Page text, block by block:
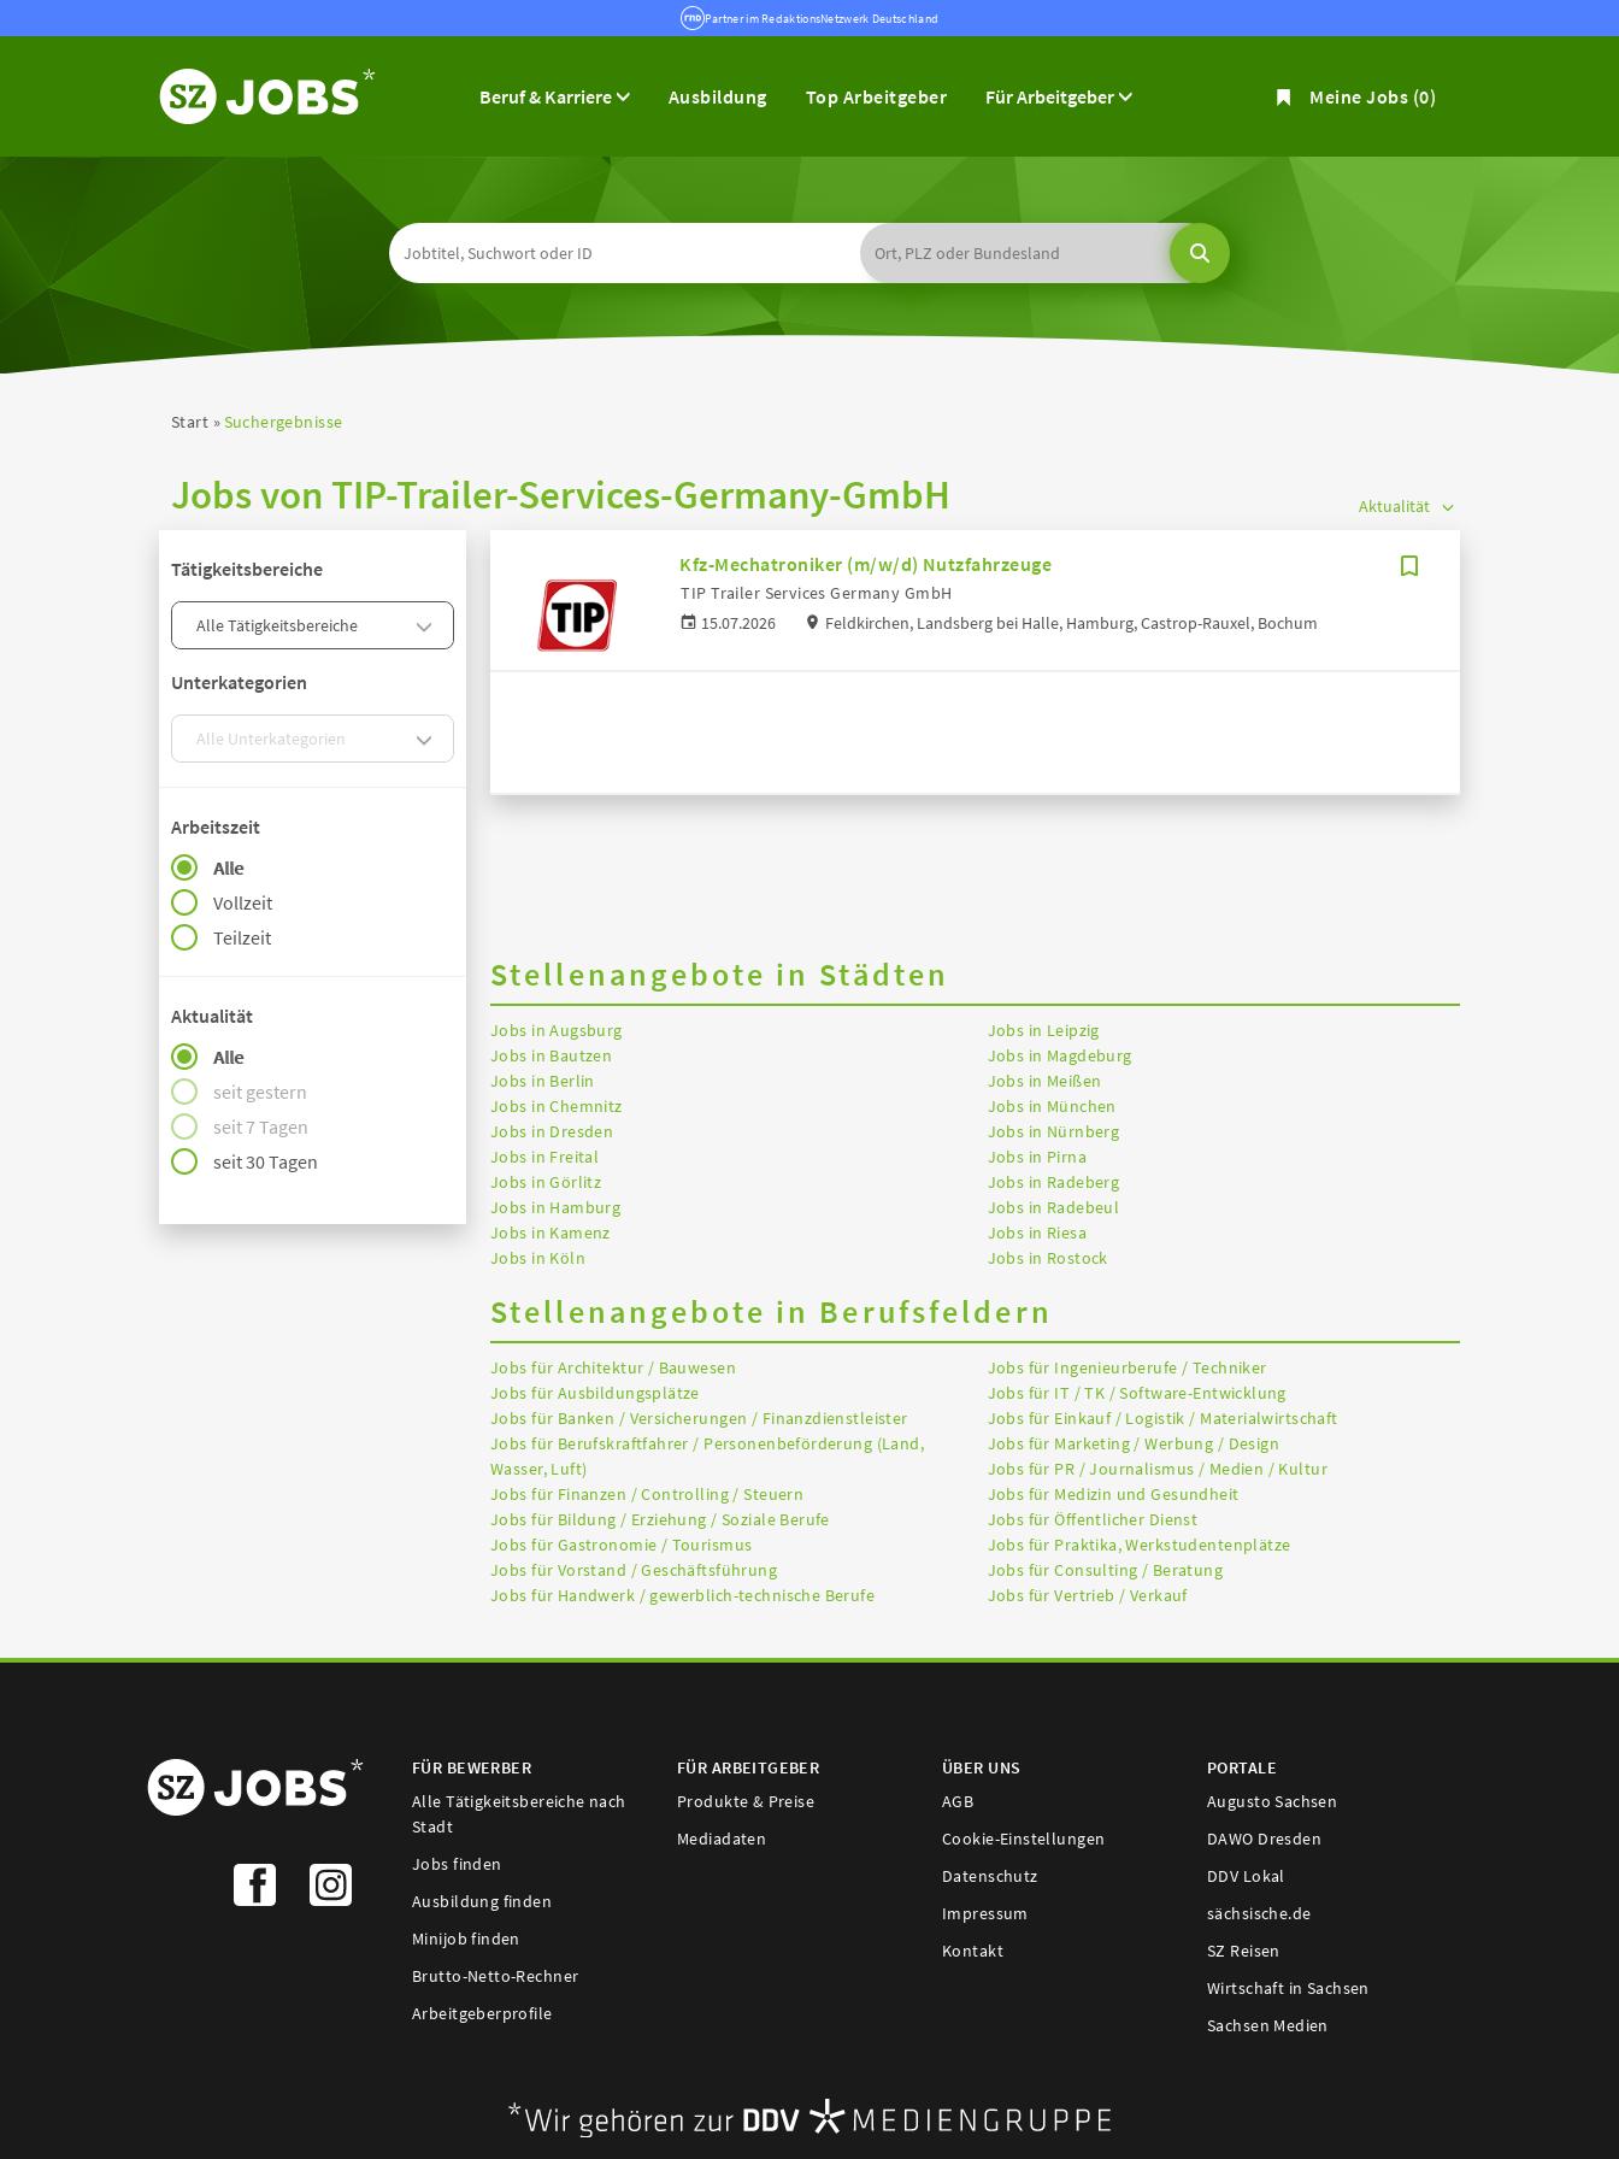
Partner im RedaktionsNetzwerk Deutschland
Beruf & Karriere Ausbildung Top Arbeitgeber Für Arbeitgeber Meine Jobs (0)
Start Suchergebnisse
Jobs von TIP-Trailer-Services-Germany-GmbH
Tätigkeitsbereiche
Unterkategorien
Arbeitszeit
Alle
Vollzeit
Teilzeit
Aktualität
Alle
seit gestern
seit 7 Tagen
seit 30 Tagen
Kfz-Mechatroniker (m/w/d) Nutzfahrzeuge
15.07.2026
TIP Trailer Services Germany GmbH
Feldkirchen, Landsberg bei Halle, Hamburg, Castrop-Rauxel, Bochum
Stellenangebote in Städten
Jobs in Augsburg
Jobs in Bautzen
Jobs in Berlin
Jobs in Chemnitz
Jobs in Dresden
Jobs in Freital
Jobs in Görlitz
Jobs in Hamburg
Jobs in Kamenz
Jobs in Köln
Jobs in Leipzig
Jobs in Magdeburg
Jobs in Meißen
Jobs in München
Jobs in Nürnberg
Jobs in Pirna
Jobs in Radeberg
Jobs in Radebeul
Jobs in Riesa
Jobs in Rostock
Stellenangebote in Berufsfeldern
Jobs für Architektur / Bauwesen
Jobs für Ausbildungsplätze
Jobs für Banken / Versicherungen / Finanzdienstleister
Jobs für Berufskraftfahrer / Personenbeförderung (Land,
Wasser, Luft)
Jobs für Finanzen / Controlling / Steuern
Jobs für Bildung / Erziehung / Soziale Berufe
Jobs für Gastronomie / Tourismus
Jobs für Vorstand / Geschäftsführung
Jobs für Handwerk / gewerblich-technische Berufe
Jobs für Ingenieurberufe / Techniker
Jobs für IT / TK / Software-Entwicklung
Jobs für Einkauf / Logistik / Materialwirtschaft
Jobs für Marketing / Werbung / Design
Jobs für PR / Journalismus / Medien / Kultur
Jobs für Medizin und Gesundheit
Jobs für Öffentlicher Dienst
Jobs für Praktika, Werkstudentenplätze
Jobs für Consulting / Beratung
Jobs für Vertrieb / Verkauf
FÜR BEWERBER
Alle Tätigkeitsbereiche nach
Stadt
Jobs finden
Ausbildung finden
Minijob finden
Brutto-Netto-Rechner
Arbeitgeberprofile
FÜR ARBEITGEBER
Produkte & Preise
Mediadaten
ÜBER UNS
AGB
Cookie-Einstellungen
Datenschutz
Impressum
Kontakt
PORTALE
Augusto Sachsen
DAWO Dresden
DDV Lokal
sächsische.de
SZ Reisen
Wirtschaft in Sachsen
Sachsen Medien